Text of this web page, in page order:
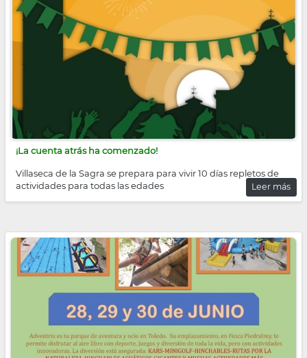
navegación
¡La cuenta atrás ha comenzado!
Villaseca de la Sagra se prepara para vivir 10 días repletos de
actividades para todas las edades
Leer más